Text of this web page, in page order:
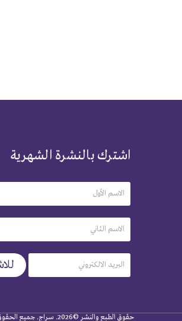
اشترك بالنشرة الشهرية
حقوق الطبع والنشر ©2026. سراج. جميع الحقوق محفوظة